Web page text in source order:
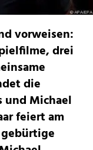
vorweisen:
drei
die
und Michael
feiert am